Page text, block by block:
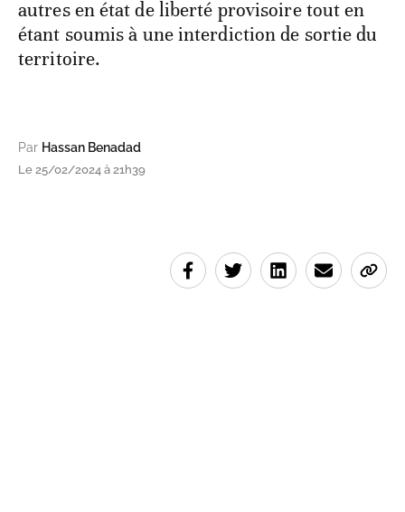
autres en état de liberté provisoire tout en
étant soumis à une interdiction de sortie du
territoire.
Par Hassan Benadad
Le 25/02/2024 à 21h39